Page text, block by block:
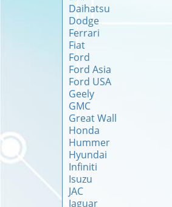
Daihatsu
Dodge
Ferrari
Fiat
Ford
Ford Asia
Ford USA
Geely
GMC
Great Wall
Honda
Hummer
Hyundai
Infiniti
Isuzu
JAC
Jaguar